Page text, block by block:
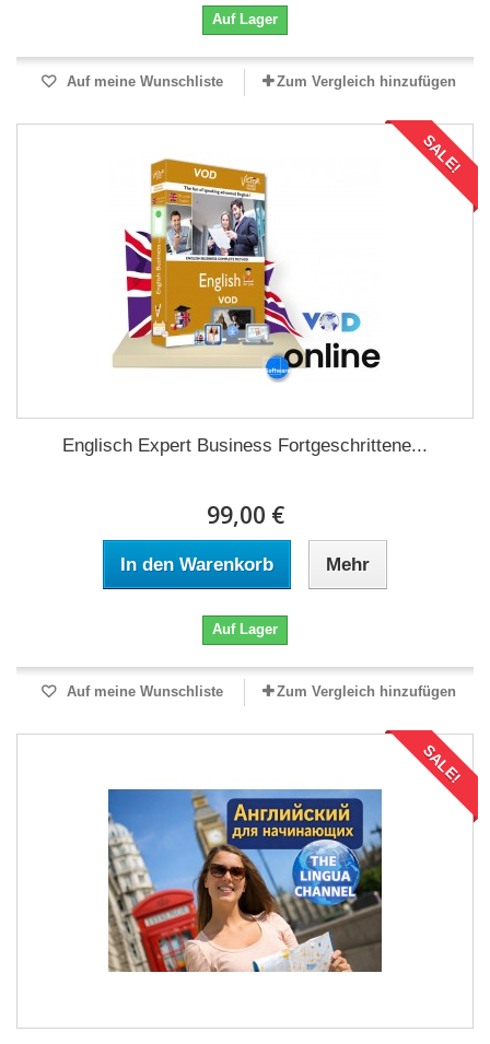
Auf Lager
Auf meine Wunschliste Zum Vergleich hinzufügen
SALE!
Englisch Expert Business Fortgeschrittene...
99,00 €
In den Warenkorb Mehr
Auf Lager
Auf meine Wunschliste Zum Vergleich hinzufügen
SALE!